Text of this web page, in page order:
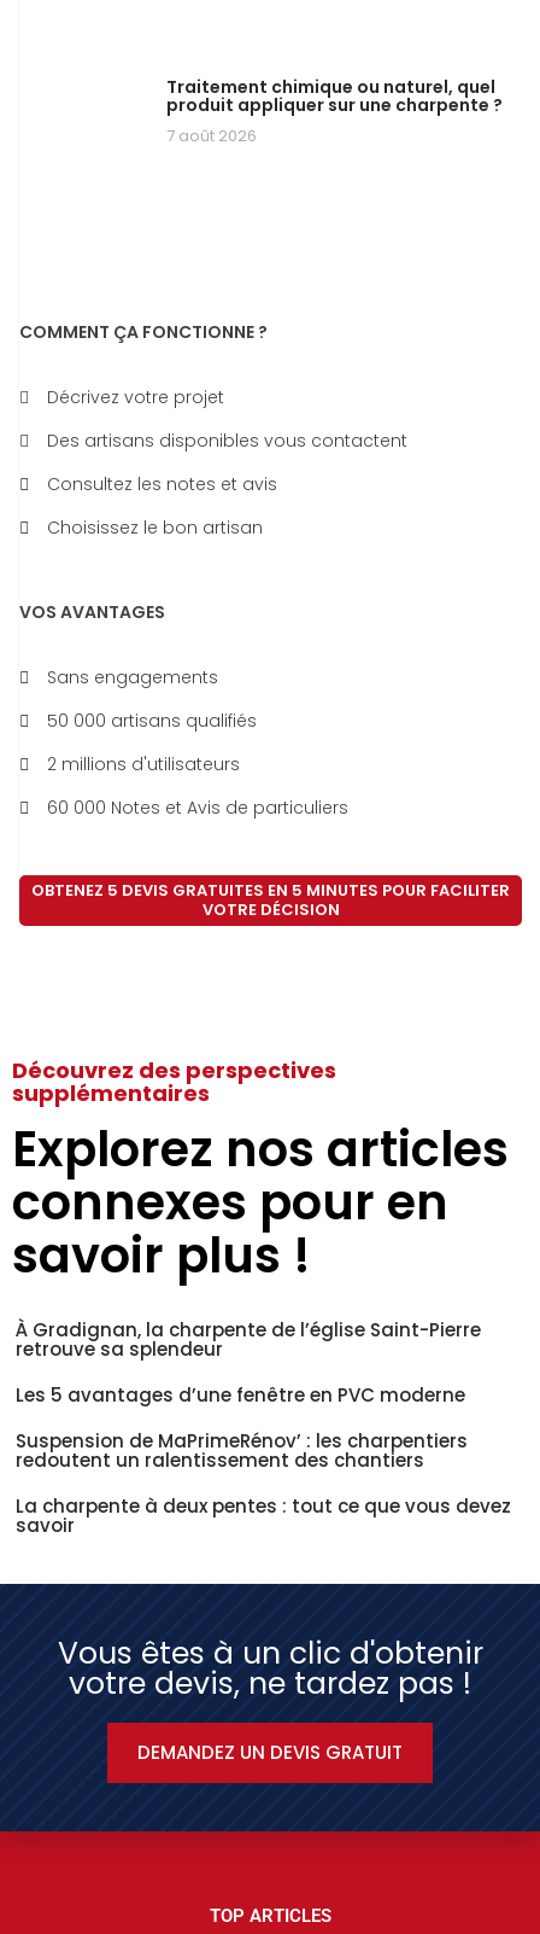
Traitement chimique ou naturel, quel
produit appliquer sur une charpente ?
7 août 2026
COMMENT ÇA FONCTIONNE ?
Décrivez votre projet
Des artisans disponibles vous contactent
Consultez les notes et avis
Choisissez le bon artisan
VOS AVANTAGES
Sans engagements
50 000 artisans qualifiés
2 millions d'utilisateurs
60 000 Notes et Avis de particuliers
OBTENEZ 5 DEVIS GRATUITES EN 5 MINUTES POUR FACILITER
VOTRE DÉCISION
Découvrez des perspectives
supplémentaires
Explorez nos articles
connexes pour en
savoir plus !
À Gradignan, la charpente de l’église Saint-Pierre
retrouve sa splendeur
Les 5 avantages d’une fenêtre en PVC moderne
Suspension de MaPrimeRénov’ : les charpentiers
redoutent un ralentissement des chantiers
La charpente à deux pentes : tout ce que vous devez
savoir
Vous êtes à un clic d'obtenir
votre devis, ne tardez pas !
DEMANDEZ UN DEVIS GRATUIT
TOP ARTICLES